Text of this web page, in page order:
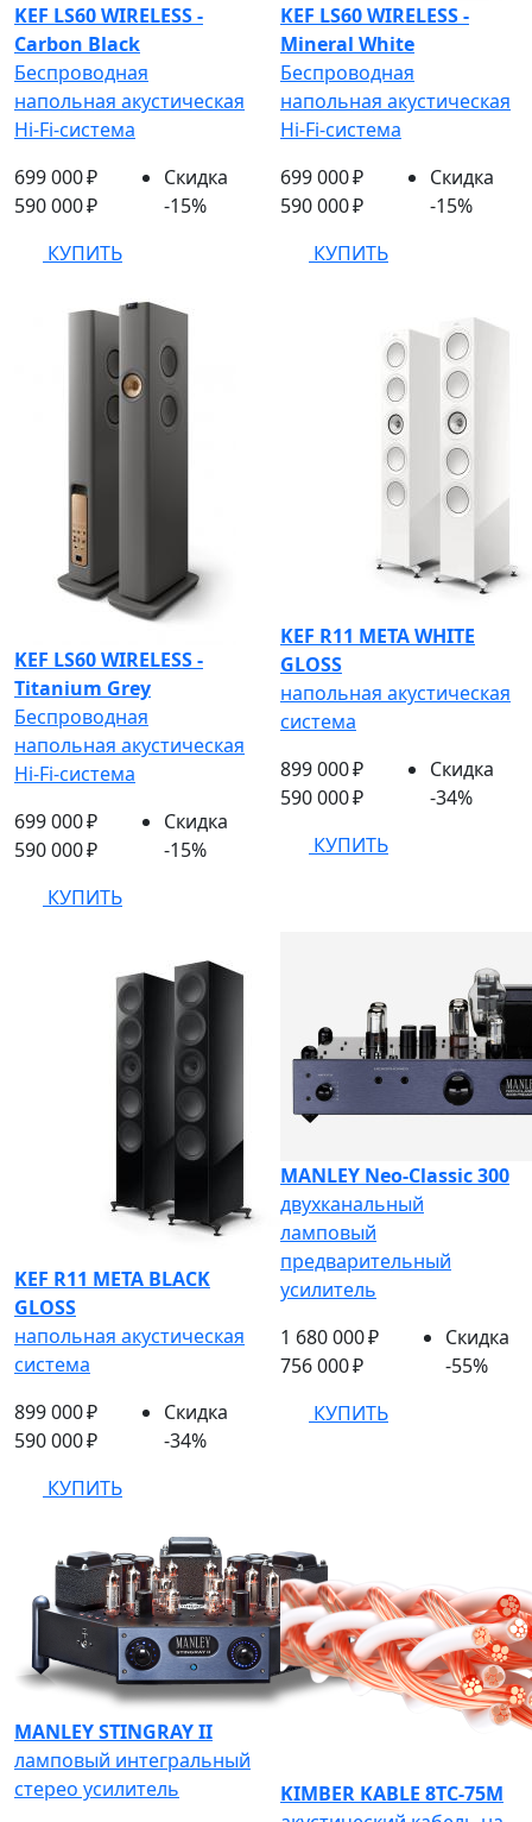
KEF LS60 WIRELESS -
Carbon Black
Беспроводная
напольная акустическая
Hi-Fi-система
699 000 ₽
590 000 ₽
Скидка
-15%
КУПИТЬ
KEF LS60 WIRELESS -
Mineral White
Беспроводная
напольная акустическая
Hi-Fi-система
699 000 ₽
590 000 ₽
Скидка
-15%
КУПИТЬ
KEF LS60 WIRELESS -
Titanium Grey
Беспроводная
напольная акустическая
Hi-Fi-система
699 000 ₽
590 000 ₽
Скидка
-15%
КУПИТЬ
KEF R11 META WHITE
GLOSS
напольная акустическая
система
899 000 ₽
590 000 ₽
Скидка
-34%
КУПИТЬ
KEF R11 META BLACK
GLOSS
напольная акустическая
система
899 000 ₽
590 000 ₽
Скидка
-34%
КУПИТЬ
MANLEY Neo-Classic 300
двухканальный
ламповый
предварительный
усилитель
1 680 000 ₽
756 000 ₽
Скидка
-55%
КУПИТЬ
MANLEY STINGRAY II
ламповый интегральный
стерео усилитель
KIMBER KABLE 8TC-75M